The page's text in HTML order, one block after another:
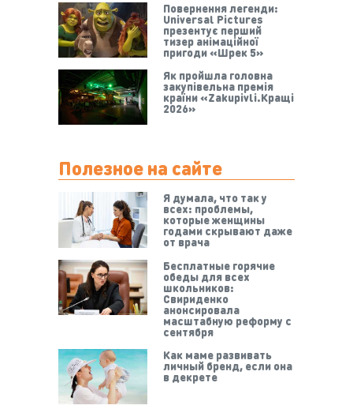
Повернення легенди:
Universal Pictures
презентує перший
тизер анімаційної
пригоди «Шрек 5»
Як пройшла головна
закупівельна премія
країни «Zakupivli.Кращі
2026»
Полезное на сайте
Я думала, что так у
всех: проблемы,
которые женщины
годами скрывают даже
от врача
Бесплатные горячие
обеды для всех
школьников:
Свириденко
анонсировала
масштабную реформу с
сентября
Как маме развивать
личный бренд, если она
в декрете